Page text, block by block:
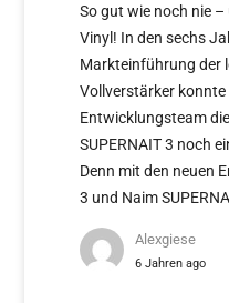
So gut wie noch nie
Vinyl! In den sechs
Markteinführung der
Vollverstärker
Entwicklungsteam
SUPERNAIT 3 noch
Denn mit den neuen
3 und Naim
Alexgiese
6 Jahren ago